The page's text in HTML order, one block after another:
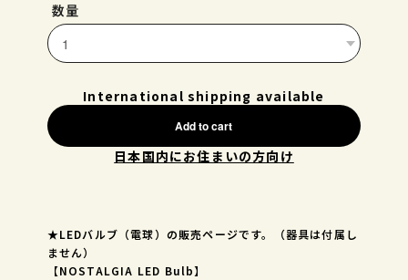
数量
International shipping available
Add to cart
日本国内にお住まいの方向け
★LEDバルブ（電球）の販売ページです。（器具は付属し
ません）
【NOSTALGIA LED Bulb】